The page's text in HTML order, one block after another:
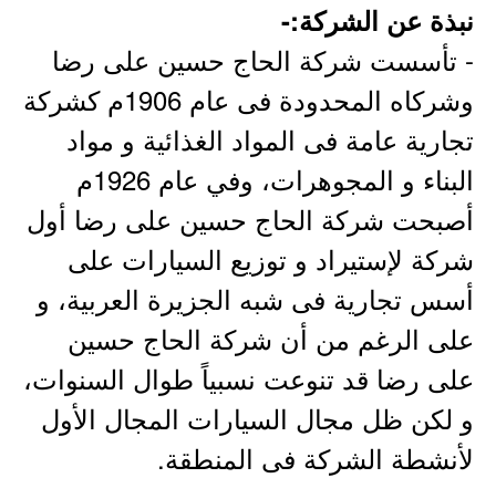
نبذة عن الشركة:-
- تأسست شركة الحاج حسين على رضا
وشركاه المحدودة فى عام 1906م كشركة
تجارية عامة فى المواد الغذائية و مواد
البناء و المجوهرات، وفي عام 1926م
أصبحت شركة الحاج حسين على رضا أول
شركة لإستيراد و توزيع السيارات على
أسس تجارية فى شبه الجزيرة العربية، و
على الرغم من أن شركة الحاج حسين
على رضا قد تنوعت نسبياً طوال السنوات،
و لكن ظل مجال السيارات المجال الأول
لأنشطة الشركة فى المنطقة.